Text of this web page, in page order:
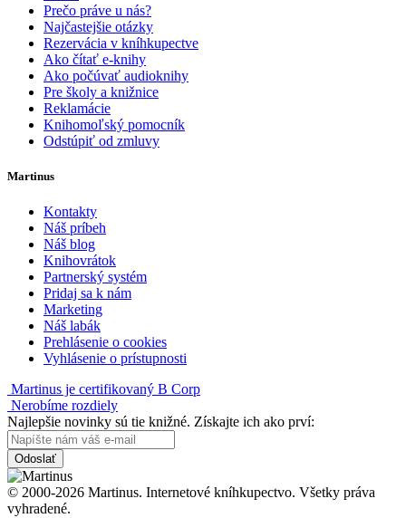
Prečo práve u nás?
Najčastejšie otázky
Rezervácia v kníhkupectve
Ako čítať e-knihy
Ako počúvať audioknihy
Pre školy a knižnice
Reklamácie
Knihomoľský pomocník
Odstúpiť od zmluvy
Martinus
Kontakty
Náš príbeh
Náš blog
Knihovrátok
Partnerský systém
Pridaj sa k nám
Marketing
Náš labák
Prehlásenie o cookies
Vyhlásenie o prístupnosti
Martinus je certifikovaný B Corp
Nerobíme rozdiely
Najlepšie novinky sú tie knižné. Získajte ich ako prví:
Odoslať
© 2000-2026 Martinus. Internetové kníhkupectvo. Všetky práva
vyhradené.